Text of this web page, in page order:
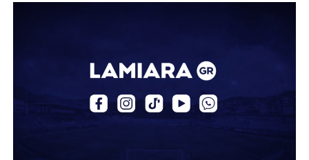
περσινή σεζόν πραγματοποίησε γεμάτη χρονιά στη Γ’
Στο παρελθόν αγωνίστηκε στην ΑΕΚ Β’, με την οποία
κατέγραψε 10 συμμετοχές στη Super League 2, καθώς
επίσης σε Εθνικό και Ζάκυνθο. Ξεκίνησε την καριέρα του